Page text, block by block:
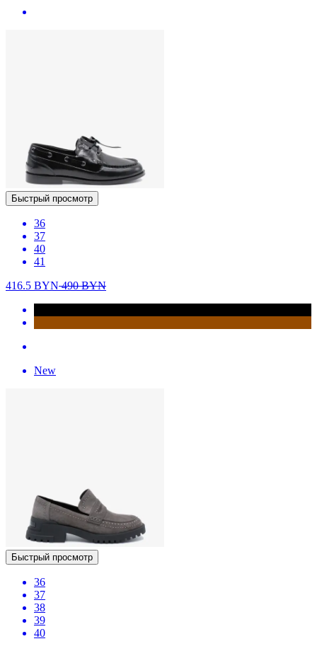
Быстрый просмотр
36
37
40
41
416.5 BYN490BYN
New
Быстрый просмотр
36
37
38
39
40